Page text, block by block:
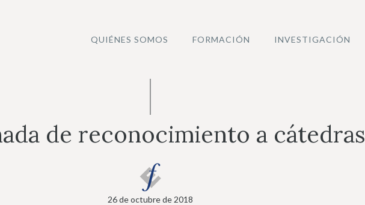
QUIÉNES SOMOS FORMACIÓN INVESTIGACIÓN
de reconocimiento a cátedras
26 de octubre de 2018